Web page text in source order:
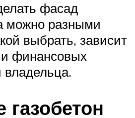
фасад
можно разными
выбрать, зависит
финансовых
владельца.
газобетон